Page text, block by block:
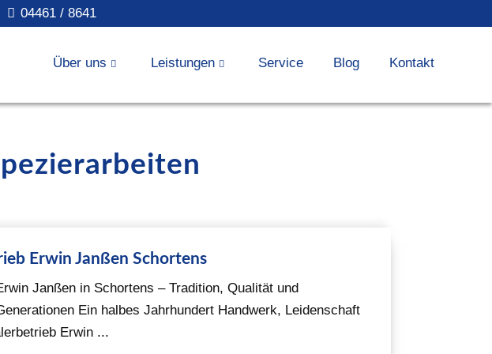
04461 / 8641
Über uns Leistungen Service Blog Kontakt
Erwin Janßen Schortens
Janßen in Schortens – Tradition, Qualität und
Ein halbes Jahrhundert Handwerk, Leidenschaft
Erwin ...